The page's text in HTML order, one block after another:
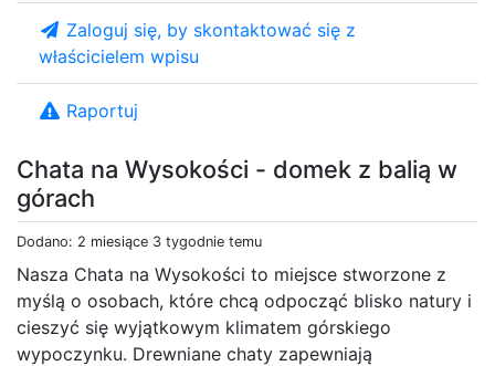
Chata na Wysokości - domek z balią w
górach
Dodano: 2 miesiące 3 tygodnie temu
Nasza Chata na Wysokości to miejsce stworzone z
myślą o osobach, które chcą odpocząć blisko natury i
cieszyć się wyjątkowym klimatem górskiego
wypoczynku. Drewniane chaty zapewniają
Zaloguj się, by skontaktować się z
właścicielem wpisu
Raportuj